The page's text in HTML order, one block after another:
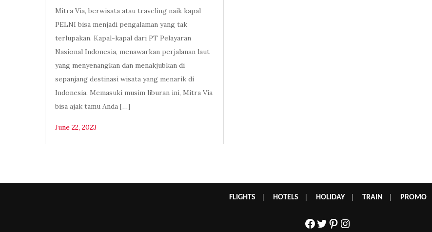
Mitra Via, berwisata atau traveling naik kapal
PELNI bisa menjadi pengalaman yang tak
terlupakan. Kapal-kapal dari PT Pelayaran
Nasional Indonesia, menawarkan perjalanan laut
yang menyenangkan dan menakjubkan di
sepanjang destinasi wisata yang menarik di
Indonesia. Memasuki musim liburan ini, Mitra Via
bisa ajak tamu Anda […]
June 22, 2023
FLIGHTS HOTELS HOLIDAY| TRAIN PROMO
Facebook
Twitter
Pinterest
Instagram